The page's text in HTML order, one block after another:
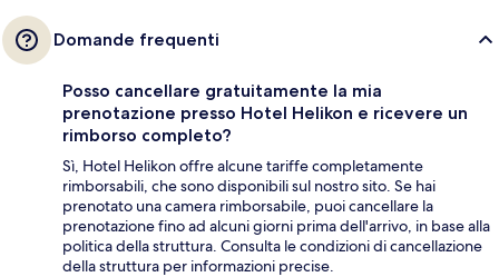
Domande frequenti
Posso cancellare gratuitamente la mia
prenotazione presso Hotel Helikon e ricevere un
rimborso completo?
Sì, Hotel Helikon offre alcune tariffe completamente
rimborsabili, che sono disponibili sul nostro sito. Se hai
prenotato una camera rimborsabile, puoi cancellare la
prenotazione fino ad alcuni giorni prima dell'arrivo, in base alla
politica della struttura. Consulta le condizioni di cancellazione
della struttura per informazioni precise.